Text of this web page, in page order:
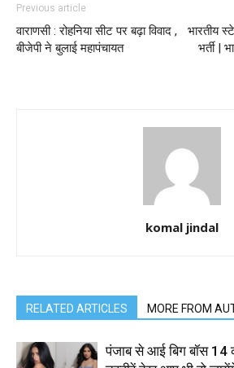
Previous article
वाराणसी : रोहनिया सीट पर बढ़ा विवाद ,
बीजेपी ने बुलाई महापंचायत
भारतीय
भर्ती |
komal jindal
RELATED ARTICLES MORE FROM
पंजाब से आई बिग बॉस